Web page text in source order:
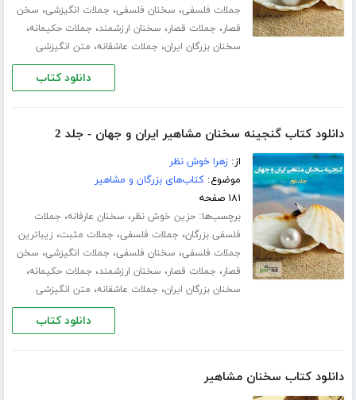
جملات فلسفی، سخنان فلسفی، جملات انگیزشی، سخن
قصار، جملات قصار، سخنان ارزشمند، جملات حکیمانه،
سخنان بزرگان ایران، جملات عاشقانه، متن انگیزشی
دانلود کتاب
دانلود کتاب گنجینه سخنان مشاهیر ایران و جهان - جلد 2
از:زهرا خوش نظر
موضوع:کتاب‌های بزرگان و مشاهیر
۱۸۱ صفحه
برچسب‌ها:حزین خوش نظر، سخنان عارفانه، جملات
فلسفی بزرگان، جملات فلسفی، جملات مثبت، زیباترین
جملات فلسفی، سخنان فلسفی، جملات انگیزشی، سخن
قصار، جملات قصار، سخنان ارزشمند، جملات حکیمانه،
سخنان بزرگان ایران، جملات عاشقانه، متن انگیزشی
دانلود کتاب
دانلود کتاب سخنان مشاهیر